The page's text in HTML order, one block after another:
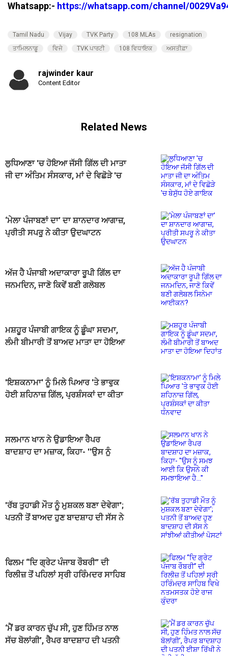
Whatsapp:- https://whatsapp.com/channel/
Tamil Nadu Vijay TVK Party 108 MLAs
resignation
ਤਾਮਿਲਨਾਡੂ
ਵਿਜੇ TVK ਪਾਰਟੀ 108 ਵਿਧਾਇਕ ਅਸਤੀਫ਼ਾ
rajwinder kaur
Content Editor
Related News
ਲੁਧਿਆਣਾ 'ਚ ਹੋਇਆ ਜੱਸੀ ਗਿੱਲ ਦੀ ਮਾਤਾ
ਜੀ ਦਾ ਅੰਤਿਮ ਸੰਸਕਾਰ, ਮਾਂ ਦੇ ਵਿਛੋੜੇ 'ਚ
‘ਮੇਲਾ ਪੰਜਾਬਣਾਂ ਦਾ’ ਦਾ ਸ਼ਾਨਦਾਰ ਆਗਾਜ਼,
ਪ੍ਰੀਤੀ ਸਪਰੂ ਨੇ ਕੀਤਾ ਉਦਘਾਟਨ
ਅੱਜ ਹੈ ਪੰਜਾਬੀ ਅਦਾਕਾਰਾ ਰੂਪੀ ਗਿੱਲ ਦਾ
ਜਨਮਦਿਨ, ਜਾਣੋ ਕਿਵੇਂ ਬਣੀ ਗਲੋਬਲ
ਮਸ਼ਹੂਰ ਪੰਜਾਬੀ ਗਾਇਕ ਨੂੰ ਡੂੰਘਾ ਸਦਮਾ,
ਲੰਮੀ ਬੀਮਾਰੀ ਤੋਂ ਬਾਅਦ ਮਾਤਾ ਦਾ ਹੋਇਆ
'ਇਸ਼ਕਨਾਮਾ' ਨੂੰ ਮਿਲੇ ਪਿਆਰ 'ਤੇ ਭਾਵੁਕ
ਹੋਈ ਸ਼ਹਿਨਾਜ਼ ਗਿੱਲ, ਪ੍ਰਸ਼ੰਸਕਾਂ ਦਾ ਕੀਤਾ
ਸਲਮਾਨ ਖਾਨ ਨੇ ਉਡਾਇਆ ਰੈਪਰ
ਬਾਦਸ਼ਾਹ ਦਾ ਮਜ਼ਾਕ, ਕਿਹਾ- ''ਉਸ ਨੂੰ
'ਰੱਬ ਤੁਹਾਡੀ ਮੌਤ ਨੂੰ ਮੁਸ਼ਕਲ ਬਣਾ ਦੇਵੇਗਾ';
ਪਤਨੀ ਤੋਂ ਬਾਅਦ ਹੁਣ ਬਾਦਸ਼ਾਹ ਦੀ ਸੱਸ ਨੇ
ਫਿਲਮ “ਦਿ ਗ੍ਰੇਟ ਪੰਜਾਬ ਰੌਬਰੀ” ਦੀ
ਰਿਲੀਜ਼ ਤੋਂ ਪਹਿਲਾਂ ਸ੍ਰੀ ਹਰਿੰਮਦਰ ਸਾਹਿਬ
‘ਮੈਂ ਡਰ ਕਾਰਨ ਚੁੱਪ ਸੀ, ਹੁਣ ਹਿੰਮਤ ਨਾਲ
ਸੱਚ ਬੋਲਾਂਗੀ’, ਰੈਪਰ ਬਾਦਸ਼ਾਹ ਦੀ ਪਤਨੀ